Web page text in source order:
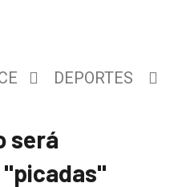
DEPORTES
será